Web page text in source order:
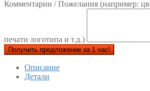
Комментарии / Пожелания (например:
печати логотипа и т.д.)
Получить предложение за 1 час!
Описание
Детали